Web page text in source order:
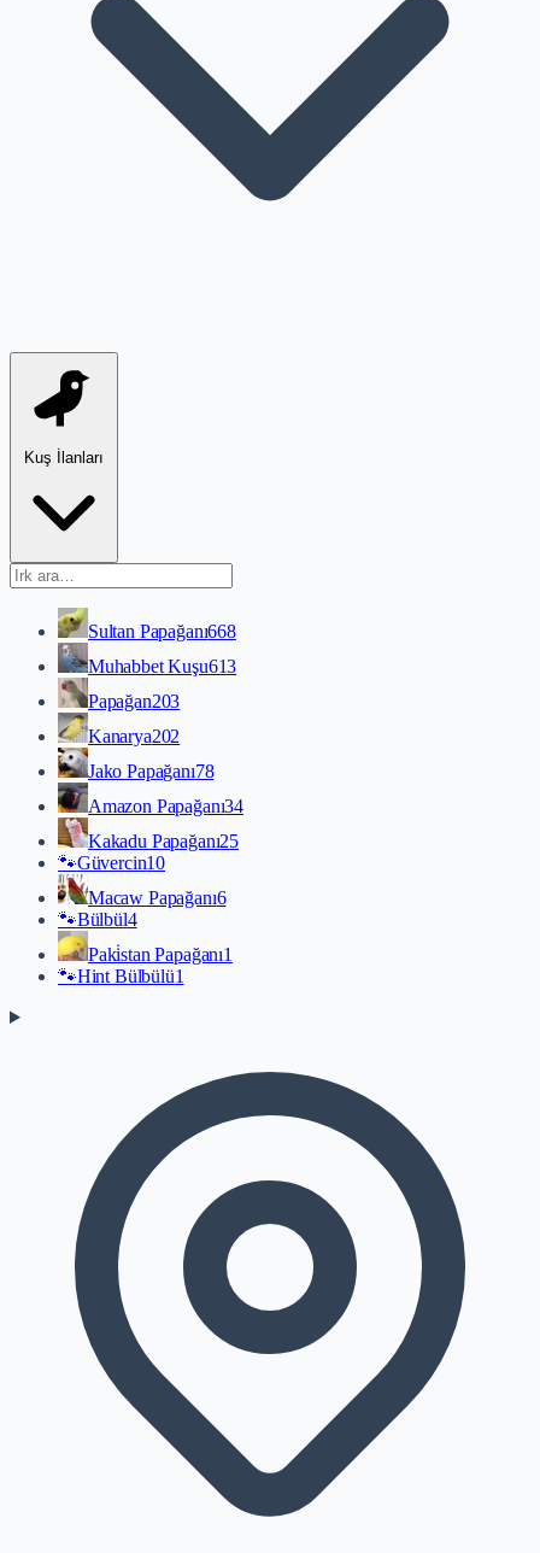
Kuş İlanları
Sultan Papağanı668
Muhabbet Kuşu613
Papağan203
Kanarya202
Jako Papağanı78
Amazon Papağanı34
Kakadu Papağanı25
🐾Güvercin10
Macaw Papağanı6
🐾Bülbül4
Paki̇stan Papağanı1
🐾Hint Bülbülü1